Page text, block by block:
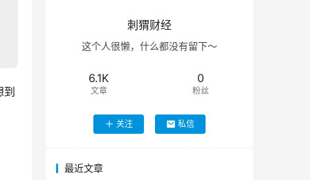
刺猬财经
这个人很懒，什么都没有留下～
6.1K
文章
0
粉丝
关注 私信
最近文章